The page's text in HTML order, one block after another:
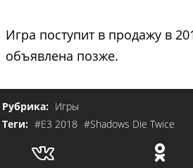
Игра поступит в продажу в
объявлена позже.
Рубрика: Игры
Теги: #E3 2018 #Shadows Die Twice